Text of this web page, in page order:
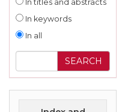
In titles and abstracts
In keywords
In all